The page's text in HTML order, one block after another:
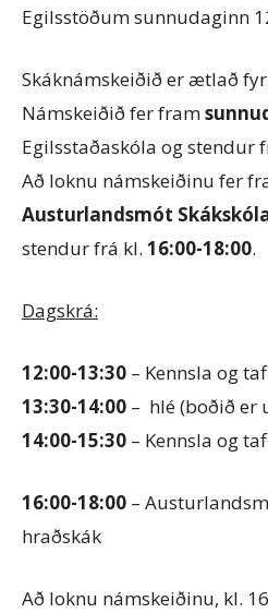
Egilsstöðum sunnudaginn
Skáknámskeiðið er ætlað
Námskeiðið fer fram
Egilsstaðaskóla og stendur
Að loknu námskeiðinu fer
Austurlandsmót
stendur frá kl. 16:00-18:00.
Dagskrá:
12:00-13:30 – Kennsla og
13:30-14:00 – hlé (boðið er
14:00-15:30 – Kennsla og
16:00-18:00 –
hraðskák
Að loknu námskeiðinu, kl.